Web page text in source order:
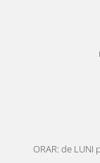
ORAR: de LUNI